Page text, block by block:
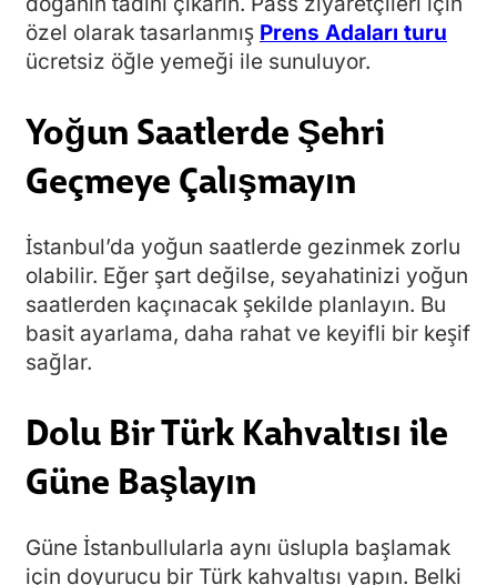
özel olarak tasarlanmış Prens Adaları turu
ücretsiz öğle yemeği ile sunuluyor.
Yoğun Saatlerde Şehri
Geçmeye Çalışmayın
İstanbul’da yoğun saatlerde gezinmek zorlu
olabilir. Eğer şart değilse, seyahatinizi yoğun
saatlerden kaçınacak şekilde planlayın. Bu
basit ayarlama, daha rahat ve keyifli bir keşif
sağlar.
Dolu Bir Türk Kahvaltısı ile
Güne Başlayın
Güne İstanbullularla aynı üslupla başlamak
için doyurucu bir Türk kahvaltısı yapın. Belki